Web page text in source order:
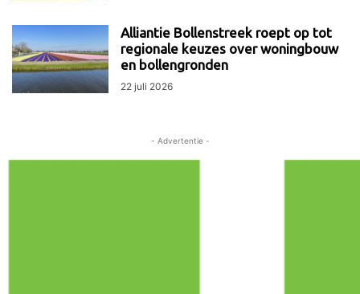
Alliantie Bollenstreek roept op tot
regionale keuzes over woningbouw
en bollengronden
22 juli 2026
- Advertentie -